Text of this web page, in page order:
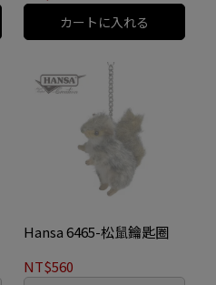
カートに入れる
Hansa 6465-松鼠鑰匙圈
NT$560